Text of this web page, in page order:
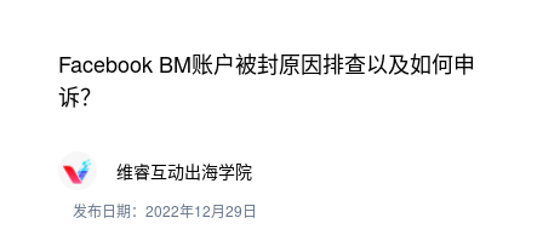
Facebook BM账户被封原因排查以及如何申
诉？
维睿互动出海学院
发布日期：2022年12月29日